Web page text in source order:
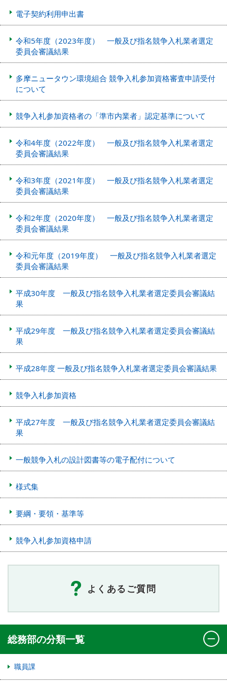
電子契約利用申出書
令和5年度（2023年度） 一般及び指名競争入札業者選定
委員会審議結果
多摩ニュータウン環境組合 競争入札参加資格審査申請受付
について
競争入札参加資格者の「準市内業者」認定基準について
令和4年度（2022年度） 一般及び指名競争入札業者選定
委員会審議結果
令和3年度（2021年度） 一般及び指名競争入札業者選定
委員会審議結果
令和2年度（2020年度） 一般及び指名競争入札業者選定
委員会審議結果
令和元年度（2019年度） 一般及び指名競争入札業者選定
委員会審議結果
平成30年度 一般及び指名競争入札業者選定委員会審議結
果
平成29年度 一般及び指名競争入札業者選定委員会審議結
果
平成28年度 一般及び指名競争入札業者選定委員会審議結果
競争入札参加資格
平成27年度 一般及び指名競争入札業者選定委員会審議結
果
一般競争入札の設計図書等の電子配付について
様式集
要綱・要領・基準等
競争入札参加資格申請
よくあるご質問
総務部の分類一覧
職員課